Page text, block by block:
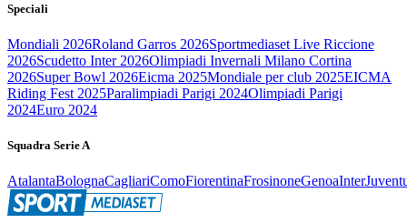
Speciali
Mondiali 2026Roland Garros 2026Sportmediaset Live Riccione
2026Scudetto Inter 2026Olimpiadi Invernali Milano Cortina
2026Super Bowl 2026Eicma 2025Mondiale per club 2025EICMA
Riding Fest 2025Paralimpiadi Parigi 2024Olimpiadi Parigi
2024Euro 2024
Squadra Serie A
AtalantaBolognaCagliariComoFiorentinaFrosinoneGenoaInter